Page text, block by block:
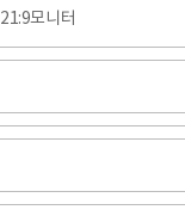
21:9모니터